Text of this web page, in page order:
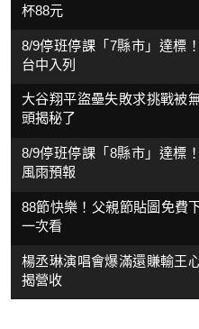
杯88元
8/9停班停課「7縣市」達標
台中入列
大谷翔平盜壘失敗求挑戰被
頭揭秘了
8/9停班停課「8縣市」達標
風雨預報
88節快樂！父親節貼圖免費
一次看
楊丞琳演唱會爆滿還賺輸王
揭營收